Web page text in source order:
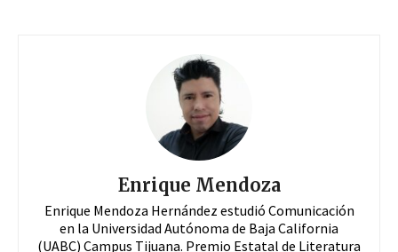
Enrique Mendoza
Enrique Mendoza Hernández estudió Comunicación
en la Universidad Autónoma de Baja California
(UABC) Campus Tijuana. Premio Estatal de Literatura